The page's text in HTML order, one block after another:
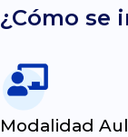
¿Cómo se
Modalidad